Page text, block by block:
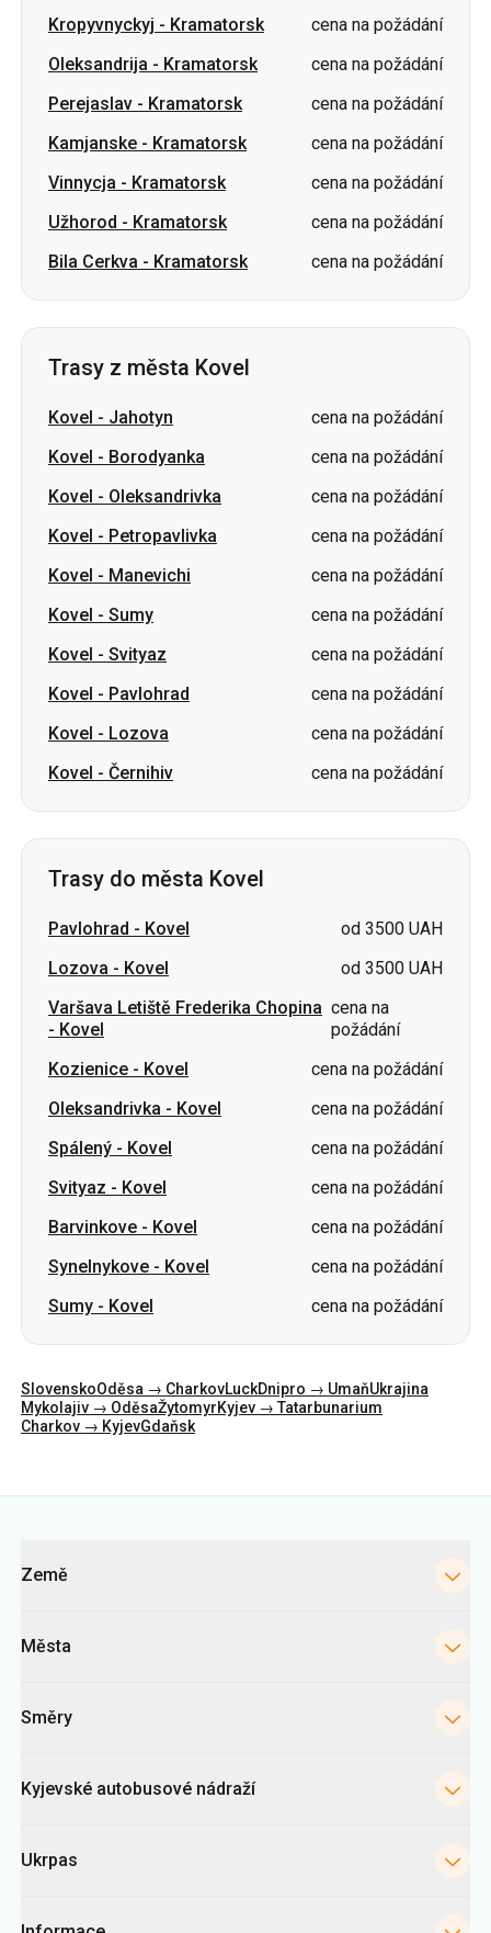
Kamjanske-Kramatorsk
cena na požádání
Vinnycja-Kramatorsk
cena na požádání
Užhorod-Kramatorsk
cena na požádání
Bila Cerkva-Kramatorsk cena na požádání
Trasy z města Kovel
Kovel-Jahotyn
cena na požádání
Kovel- Oleksandrivka
Kovel-Petropavlivka
cena na požádání
Kovel-Manevichi
cena na požádání
Kovel-Sumy
cena na požádání
Kovel-Svityaz
cena na požádání
Kovel-Pavlohrad
cena na požádání
Kovel-Lozova
cena na požádání
Kovel-Černihiv cena na požádání
Trasy do města Kovel
Pavlohrad-Kovel
od 3500 UAH
Varšava Letiště Frederika Chopina
Spálený
cena na požádání
Svityaz-Kovel
cena na požádání
Barvinkove-Kovel
cena na požádání
Synelnykove-Kovel
cena na požádání
Sumy-Kovel cena na požádání
SlovenskoOděsa → Charkov Dnipro → Umaň Ukrajina
Charkov → KyjevGdaňsk
Kategorie